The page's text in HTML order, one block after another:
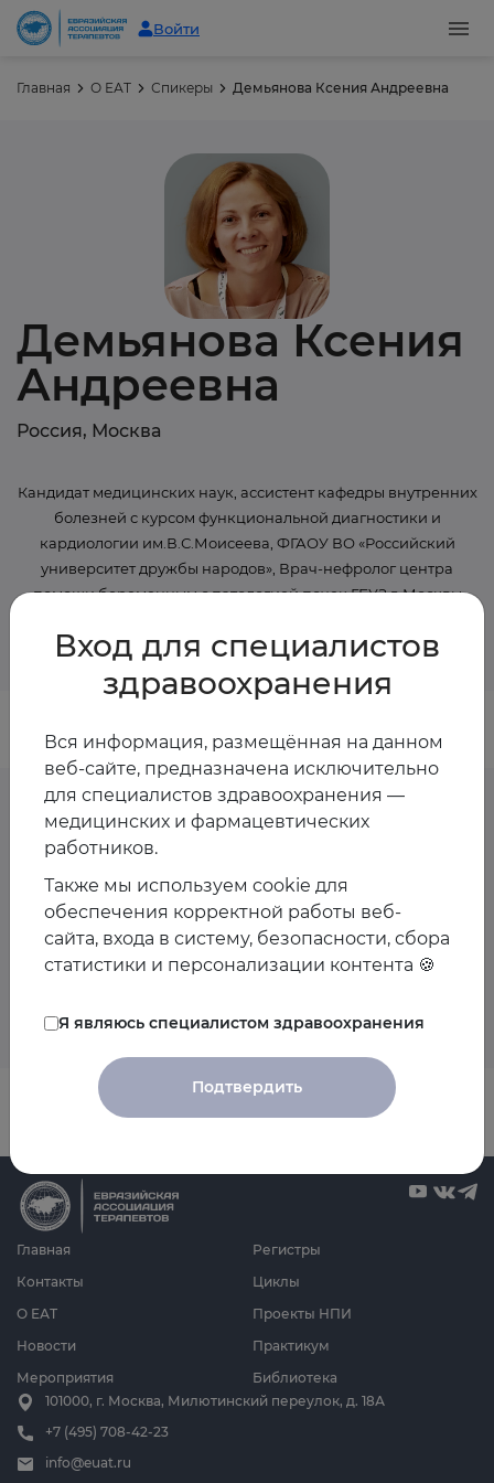
Войти
Главная О ЕАТ Спикеры Демьянова Ксения Андреевна
Демьянова Ксения
Андреевна
Россия, Москва
Кандидат медицинских наук, ассистент кафедры внутренних
болезней с курсом функциональной диагностики и
кардиологии им.В.С.Моисеева, ФГАОУ ВО «Российский
университет дружбы народов», Врач-нефролог центра
помощи беременным с патологией почек ГБУЗ г. Москвы
Здравоохранения Москвы»
Предстоящие
мероприятия спикера
Пока мероприятия со спикером не запланированы
Главная
О ЕАТ
Новости
Мероприятия
Циклы
Проекты НПИ
Практикум
Библиотека
Регистры
Контакты
101000, г. Москва, Милютинский переулок, д. 18А
+7 (495) 708-42-23
info@euat.ru
Вход для специалистов
здравоохранения
Вся информация, размещённая на данном
веб-сайте, предназначена исключительно
для специалистов здравоохранения —
медицинских и фармацевтических
работников.
Также мы используем cookie для
обеспечения корректной работы веб-
сайта, входа в систему, безопасности, сбора
статистики и персонализации контента 🍪
Я являюсь специалистом здравоохранения
Подтвердить